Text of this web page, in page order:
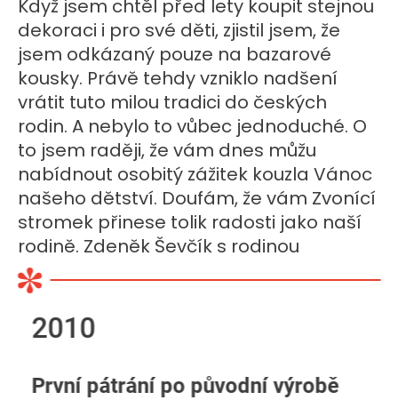
Když jsem chtěl před lety koupit stejnou
dekoraci i pro své děti, zjistil jsem, že
jsem odkázaný pouze na bazarové
kousky. Právě tehdy vzniklo nadšení
vrátit tuto milou tradici do českých
rodin. A nebylo to vůbec jednoduché. O
to jsem raději, že vám dnes můžu
nabídnout osobitý zážitek kouzla Vánoc
našeho dětství. Doufám, že vám Zvonící
stromek přinese tolik radosti jako naší
rodině. Zdeněk Ševčík s rodinou
2010
První pátrání po původní výrobě